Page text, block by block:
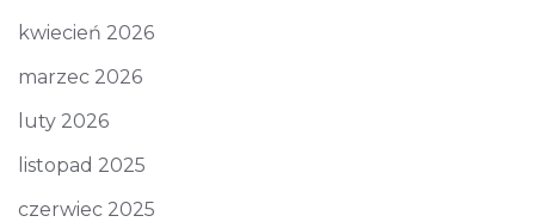
kwiecień 2026
marzec 2026
luty 2026
listopad 2025
czerwiec 2025